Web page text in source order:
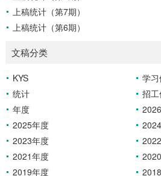
上稿统计（第7期）
上稿统计（第6期）
文稿分类
KYS
学
统计
招
年度
2025年度
2023年度
2021年度
2019年度